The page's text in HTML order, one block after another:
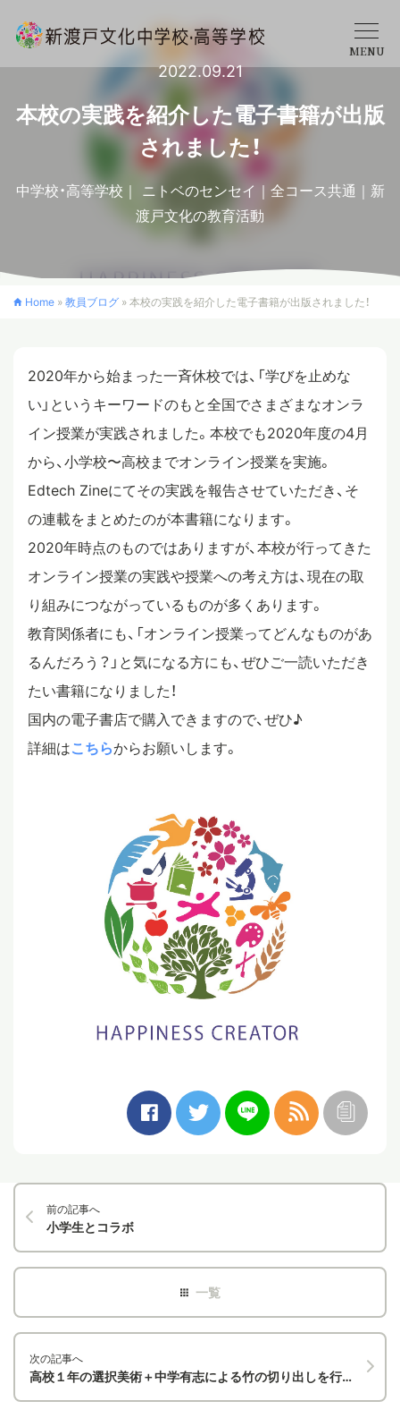
学校概要
入学案内
クロスカリキュラム
スタディツアー
教員ブログ
在校生・保護者・卒業生の方へ
MENU
2022.09.21
本校の実践を紹介した電子書籍が出版
されました！
中学校・高等学校 ニトベのセンセイ 全コース共通
新
渡戸文化の教育活動
Home » 教員ブログ » 本校の実践を紹介した電子書籍が出版されました！
2020年から始まった一斉休校では、「学びを止めな
い」というキーワードのもと全国でさまざまなオンラ
イン授業が実践されました。本校でも2020年度の4月
から、小学校〜高校までオンライン授業を実施。
Edtech Zineにてその実践を報告させていただき、そ
の連載をまとめたのが本書籍になります。
2020年時点のものではありますが、本校が行ってきた
オンライン授業の実践や授業への考え方は、現在の取
り組みにつながっているものが多くあります。
教育関係者にも、「オンライン授業ってどんなものがあ
るんだろう？」と気になる方にも、ぜひご一読いただき
たい書籍になりました！
国内の電子書店で購入できますので、ぜひ♪
詳細はこちらからお願いします。
前の記事へ
小学生とコラボ
次の記事へ
高校１年の選択美術＋中学有志による竹の切り出しを行いました